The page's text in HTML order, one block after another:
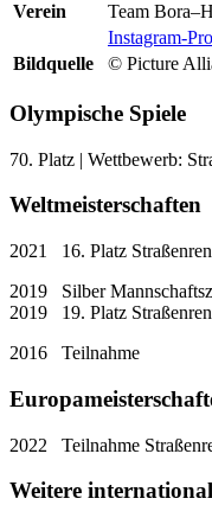
Verein
Team
Instagram-
Bildquelle
© Picture
Olympische Spiele
70. Platz | Wettbewerb:
Weltmeisterschaften
2021 16. Platz
2019 Silber
2019 19. Platz
2016 Teilnahme
2022 Teilnahme
Weitere